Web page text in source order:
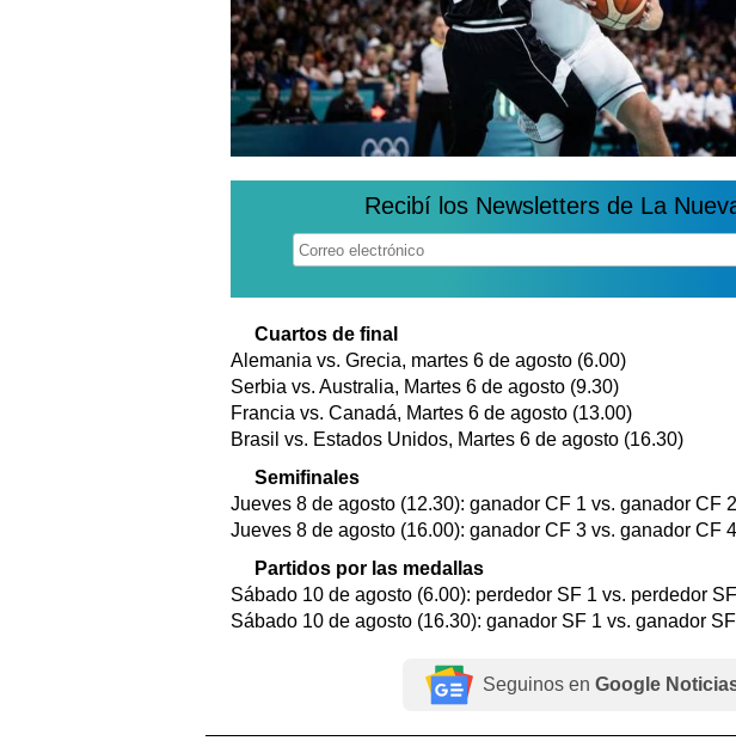
Recibí los Newsletters de La
Cuartos de final
Alemania vs. Grecia, martes 6 de agosto (6.00)
Serbia vs. Australia, Martes 6 de agosto (9.30)
Francia vs. Canadá, Martes 6 de agosto (13.00)
Brasil vs. Estados Unidos, Martes 6 de agosto (16.30)
Semifinales
Jueves 8 de agosto (12.30): ganador CF 1 vs. ganador CF 2
Jueves 8 de agosto (16.00): ganador CF 3 vs. ganador CF 4
Partidos por las medallas
Sábado 10 de agosto (6.00): perdedor SF 1 vs. perdedor
Sábado 10 de agosto (16.30): ganador SF 1 vs. ganador
Seguinos en Google